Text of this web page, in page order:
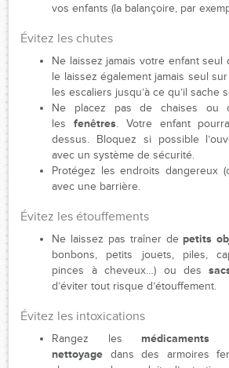
vos enfants (la balançoire, par
Évitez les chutes
Ne laissez jamais votre enfant seul
le laissez également jamais seul
les escaliers jusqu’à ce qu’il sache
Ne placez pas de chaises ou
lesfenêtres. Votre enfant
dessus. Bloquez si possible
avec un système de sécurité.
Protégez les endroits dangereux
avec une barrière.
Évitez les étouffements
​Ne laissez pas traîner de petits
bonbons, petits jouets, piles,
pinces à cheveux…) ou des
d’éviter tout risque d’étouffement.
Évitez les intoxications
Rangez les médicaments
nettoyage dans des armoires